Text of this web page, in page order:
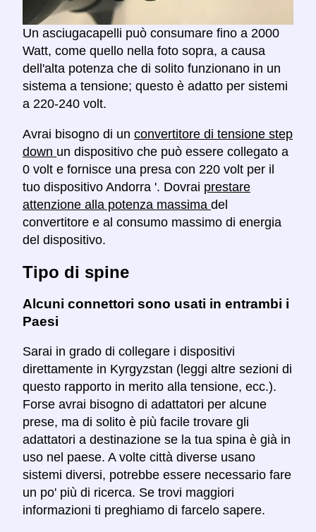
Un asciugacapelli può consumare fino a 2000
Watt, come quello nella foto sopra, a causa
dell'alta potenza che di solito funzionano in un
sistema a tensione; questo è adatto per sistemi
a 220-240 volt.
Avrai bisogno di un convertitore di tensione step
down un dispositivo che può essere collegato a
0 volt e fornisce una presa con 220 volt per il
tuo dispositivo Andorra '. Dovrai prestare
attenzione alla potenza massima del
convertitore e al consumo massimo di energia
del dispositivo.
Tipo di spine
Alcuni connettori sono usati in entrambi i
Paesi
Sarai in grado di collegare i dispositivi
direttamente in Kyrgyzstan (leggi altre sezioni di
questo rapporto in merito alla tensione, ecc.).
Forse avrai bisogno di adattatori per alcune
prese, ma di solito è più facile trovare gli
adattatori a destinazione se la tua spina è già in
uso nel paese. A volte città diverse usano
sistemi diversi, potrebbe essere necessario fare
un po' più di ricerca. Se trovi maggiori
informazioni ti preghiamo di farcelo sapere.